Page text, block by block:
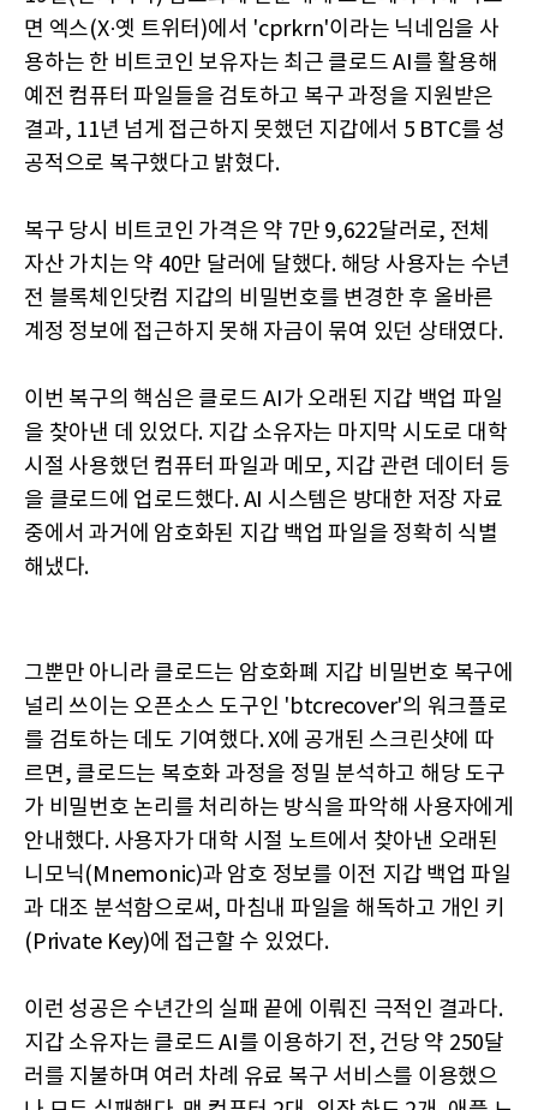
면 엑스(X·옛 트위터)에서 'cprkrn'이라는 닉네임을 사
용하는 한 비트코인 보유자는 최근 클로드 AI를 활용해
예전 컴퓨터 파일들을 검토하고 복구 과정을 지원받은
결과, 11년 넘게 접근하지 못했던 지갑에서 5 BTC를 성
공적으로 복구했다고 밝혔다.
복구 당시 비트코인 가격은 약 7만 9,622달러로, 전체
자산 가치는 약 40만 달러에 달했다. 해당 사용자는 수년
전 블록체인닷컴 지갑의 비밀번호를 변경한 후 올바른
계정 정보에 접근하지 못해 자금이 묶여 있던 상태였다.
이번 복구의 핵심은 클로드 AI가 오래된 지갑 백업 파일
을 찾아낸 데 있었다. 지갑 소유자는 마지막 시도로 대학
시절 사용했던 컴퓨터 파일과 메모, 지갑 관련 데이터 등
을 클로드에 업로드했다. AI 시스템은 방대한 저장 자료
중에서 과거에 암호화된 지갑 백업 파일을 정확히 식별
해냈다.
그뿐만 아니라 클로드는 암호화폐 지갑 비밀번호 복구에
널리 쓰이는 오픈소스 도구인 'btcrecover'의 워크플로
를 검토하는 데도 기여했다. X에 공개된 스크린샷에 따
르면, 클로드는 복호화 과정을 정밀 분석하고 해당 도구
가 비밀번호 논리를 처리하는 방식을 파악해 사용자에게
안내했다. 사용자가 대학 시절 노트에서 찾아낸 오래된
니모닉(Mnemonic)과 암호 정보를 이전 지갑 백업 파일
과 대조 분석함으로써, 마침내 파일을 해독하고 개인 키
(Private Key)에 접근할 수 있었다.
이런 성공은 수년간의 실패 끝에 이뤄진 극적인 결과다.
지갑 소유자는 클로드 AI를 이용하기 전, 건당 약 250달
러를 지불하며 여러 차례 유료 복구 서비스를 이용했으